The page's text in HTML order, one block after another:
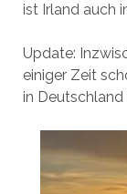
ist Irland auch
Update:
einiger Zeit
in